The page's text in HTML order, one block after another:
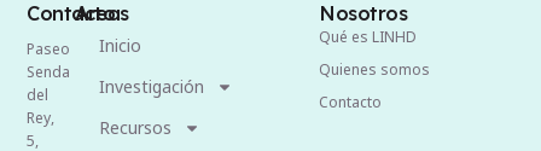
Contacto
Paseo
Senda
del
Rey,
5,
Areas
Inicio
Investigación
Recursos
Nosotros
Qué es LINHD
Quienes somos
Contacto